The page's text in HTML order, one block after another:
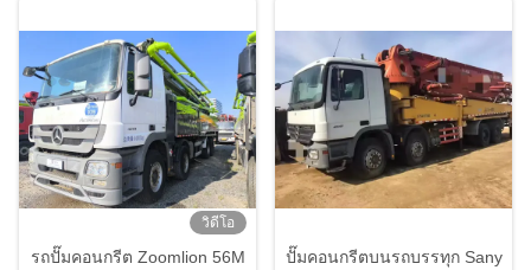
วิดีโอ
รถปั๊มคอนกรีต Zoomlion 56M
ปั๊มคอนกรีตบนรถบรรทุก Sany